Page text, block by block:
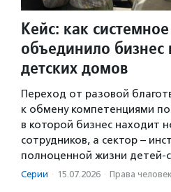
Кейс: как
объединило бизнес
детских домов
Переход от разовой
к обмену компетенциями
в которой бизнес находит
сотрудников, а сектор –
полноценной жизни детей-
Серии · 15.07.2026 · Права